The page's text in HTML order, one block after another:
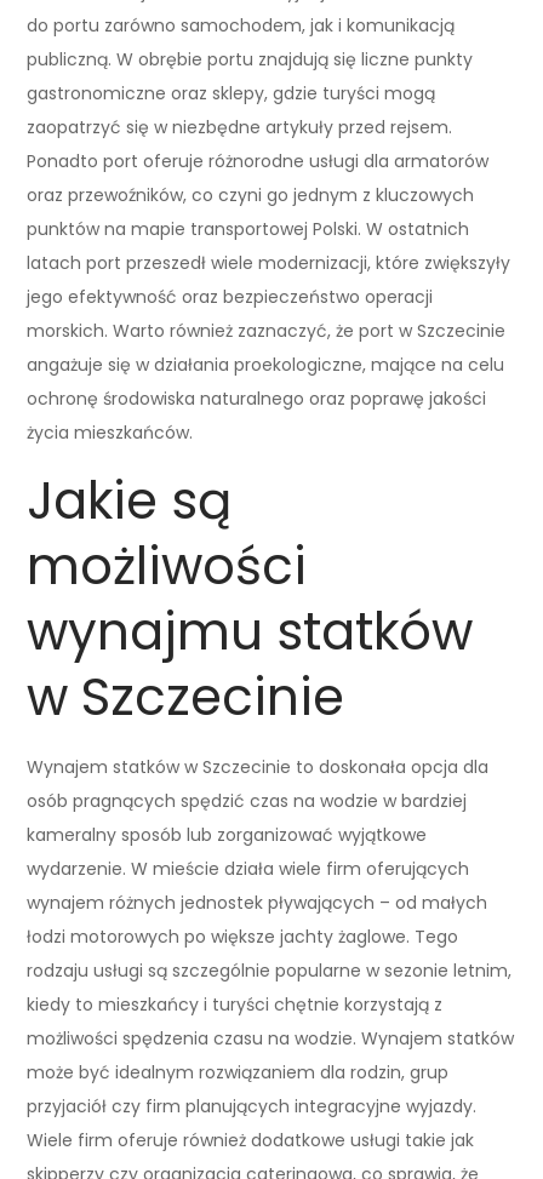
do portu zarówno samochodem, jak i komunikacją
publiczną. W obrębie portu znajdują się liczne punkty
gastronomiczne oraz sklepy, gdzie turyści mogą
zaopatrzyć się w niezbędne artykuły przed rejsem.
Ponadto port oferuje różnorodne usługi dla armatorów
oraz przewoźników, co czyni go jednym z kluczowych
punktów na mapie transportowej Polski. W ostatnich
latach port przeszedł wiele modernizacji, które zwiększyły
jego efektywność oraz bezpieczeństwo operacji
morskich. Warto również zaznaczyć, że port w Szczecinie
angażuje się w działania proekologiczne, mające na celu
ochronę środowiska naturalnego oraz poprawę jakości
życia mieszkańców.
Jakie są
możliwości
wynajmu statków
w Szczecinie
Wynajem statków w Szczecinie to doskonała opcja dla
osób pragnących spędzić czas na wodzie w bardziej
kameralny sposób lub zorganizować wyjątkowe
wydarzenie. W mieście działa wiele firm oferujących
wynajem różnych jednostek pływających – od małych
łodzi motorowych po większe jachty żaglowe. Tego
rodzaju usługi są szczególnie popularne w sezonie letnim,
kiedy to mieszkańcy i turyści chętnie korzystają z
możliwości spędzenia czasu na wodzie. Wynajem statków
może być idealnym rozwiązaniem dla rodzin, grup
przyjaciół czy firm planujących integracyjne wyjazdy.
Wiele firm oferuje również dodatkowe usługi takie jak
skipperzy czy organizacja cateringowa, co sprawia, że